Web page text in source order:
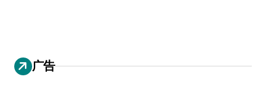
广告